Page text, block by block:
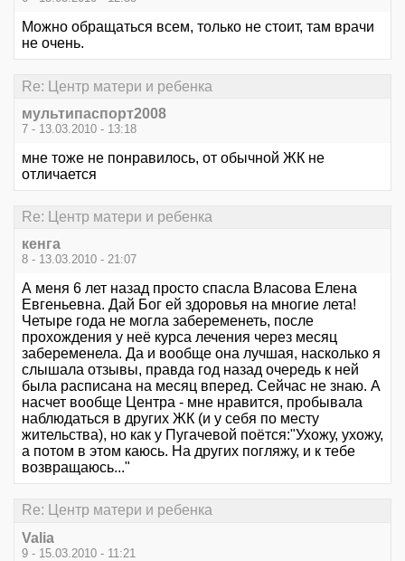
Можно обращаться всем, только не стоит, там врачи
не очень.
Re: Центр матери и ребенка
мультипаспорт2008
7 - 13.03.2010 - 13:18
мне тоже не понравилось, от обычной ЖК не
отличается
Re: Центр матери и ребенка
кенга
8 - 13.03.2010 - 21:07
А меня 6 лет назад просто спасла Власова Елена
Евгеньевна. Дай Бог ей здоровья на многие лета!
Четыре года не могла забеременеть, после
прохождения у неё курса лечения через месяц
забеременела. Да и вообще она лучшая, насколько я
слышала отзывы, правда год назад очередь к ней
была расписана на месяц вперед. Сейчас не знаю. А
насчет вообще Центра - мне нравится, пробывала
наблюдаться в других ЖК (и у себя по месту
жительства), но как у Пугачевой поётся:"Ухожу, ухожу,
а потом в этом каюсь. На других погляжу, и к тебе
возвращаюсь..."
Re: Центр матери и ребенка
Valia
9 - 15.03.2010 - 11:21